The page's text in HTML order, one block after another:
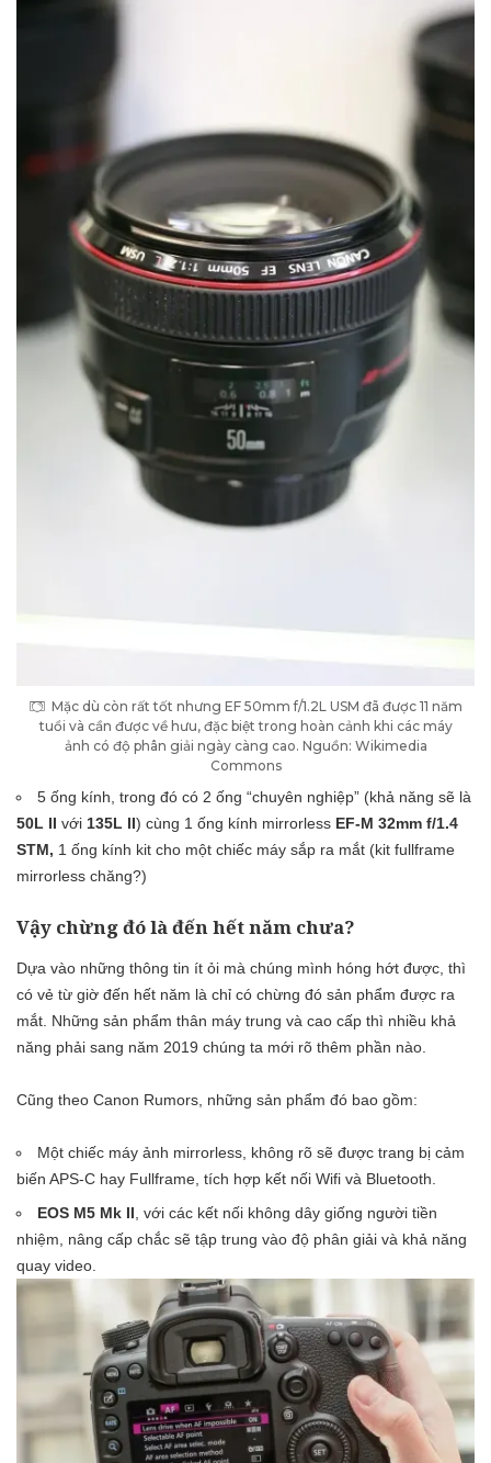
Mặc dù còn rất tốt nhưng EF 50mm f/1.2L USM đã được 11 năm
tuổi và cần được về hưu, đặc biệt trong hoàn cảnh khi các máy
ảnh có độ phân giải ngày càng cao. Nguồn: Wikimedia
Commons
5 ống kính, trong đó có 2 ống “chuyên nghiệp” (khả năng sẽ là
50L II với 135L II) cùng 1 ống kính mirrorless EF-M 32mm f/1.4
STM, 1 ống kính kit cho một chiếc máy sắp ra mắt (kit fullframe
mirrorless chăng?)
Vậy chừng đó là đến hết năm chưa?
Dựa vào những thông tin ít ỏi mà chúng mình hóng hớt được, thì
có vẻ từ giờ đến hết năm là chỉ có chừng đó sản phẩm được ra
mắt. Những sản phẩm thân máy trung và cao cấp thì nhiều khả
năng phải sang năm 2019 chúng ta mới rõ thêm phần nào.
Cũng theo Canon Rumors, những sản phẩm đó bao gồm:
Một chiếc máy ảnh mirrorless, không rõ sẽ được trang bị cảm
biến APS-C hay Fullframe, tích hợp kết nối Wifi và Bluetooth.
EOS M5 Mk II , với các kết nối không dây giống người tiền
nhiệm, nâng cấp chắc sẽ tập trung vào độ phân giải và khả năng
quay video.